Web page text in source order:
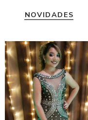
NOVIDADES